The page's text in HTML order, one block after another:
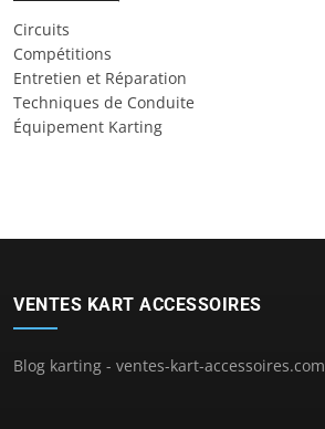
Circuits
Compétitions
Entretien et Réparation
Techniques de Conduite
Équipement Karting
VENTES KART ACCESSOIRES
Blog karting - ventes-kart-accessoires.com